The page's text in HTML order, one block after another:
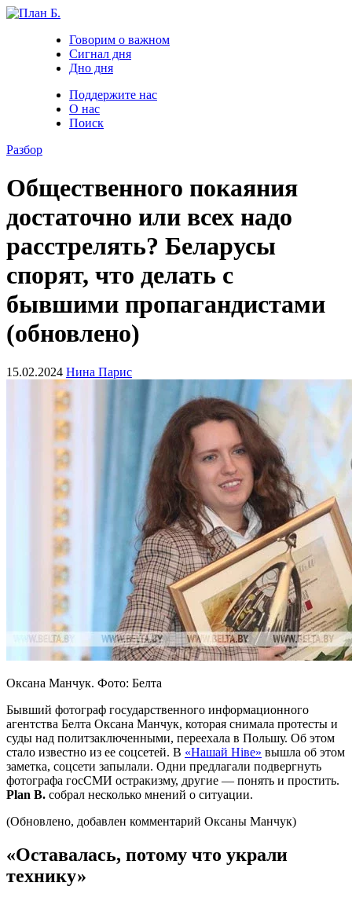
Говорим о важном
Сигнал дня
Дно дня
Поддержите нас
О нас
Поиск
Разбор
Общественного покаяния
достаточно или всех надо
расстрелять? Беларусы
спорят, что делать с
бывшими пропагандистами
(обновлено)
15.02.2024 Нина Парис
Оксана Манчук. Фото: Белта
Бывший фотограф государственного информационного
агентства Белта Оксана Манчук, которая снимала протесты и
суды над политзаключенными, переехала в Польшу. Об этом
стало известно из ее соцсетей. В «Нашай Ніве» вышла об этом
заметка, соцсети запылали. Одни предлагали подвергнуть
фотографа госСМИ остракизму, другие — понять и простить.
Plan B. собрал несколько мнений о ситуации.
(Обновлено, добавлен комментарий Оксаны Манчук)
«Оставалась, потому что украли
технику»